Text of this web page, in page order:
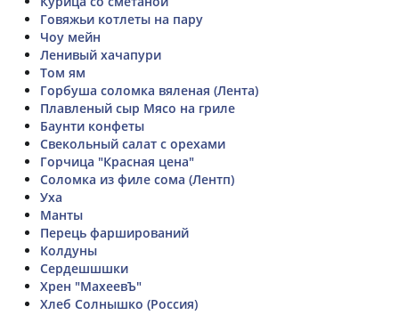
Говяжьи котлеты на пару
Чоу мейн
Ленивый хачапури
Том ям
Горбуша соломка вяленая (Лента)
Плавленый сыр Мясо на гриле
Баунти конфеты
Свекольный салат с орехами
Горчица "Красная цена"
Соломка из филе сома (Лентп)
Уха
Манты
Перець фарширований
Колдуны
Сердешшшки
Хрен "МахеевЪ"
Хлеб Солнышко (Россия)